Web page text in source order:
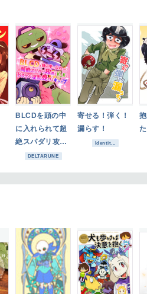
BLCDを頭の中
に入れられて超
絶スパダリ攻め
になるK_Kとド
DELTARUNE
寄せる！弾く！
漏らす！
Identit...